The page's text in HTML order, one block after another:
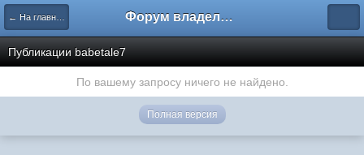
← На главную Форум владельцев интернет-магазинов
Публикации babetale7
По вашему запросу ничего не найдено.
Полная версия